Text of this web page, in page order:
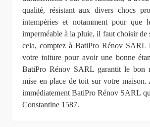
qualité, résistant aux divers chocs
intempéries et notamment pour que
imperméable à la pluie, il faut choisir de
cela, comptez à BatiPro Rénov SARL
votre toiture pour avoir une bonne
BatiPro Rénov SARL garantit le bon
mise en place de toit sur votre maison.
immédiatement BatiPro Rénov SARL
Constantine 1587.